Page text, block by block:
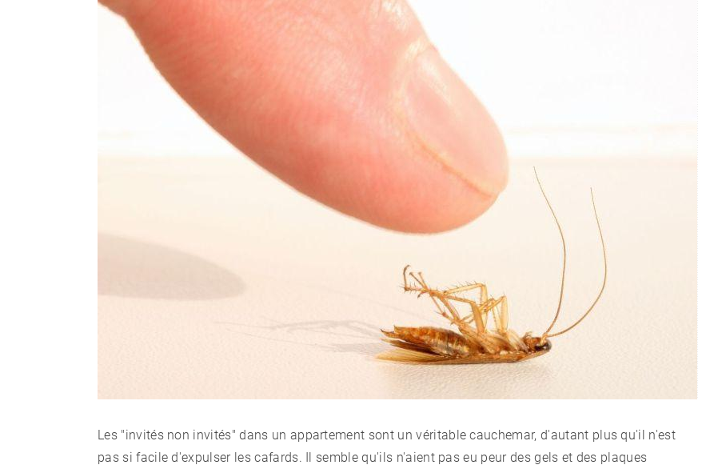
Les "invités non invités" dans un appartement sont un véritable cauchemar, d'autant plus qu'il n'est
pas si facile d'expulser les cafards. Il semble qu'ils n'aient pas eu peur des gels et des plaques
CÉLÉBRITÉS
LA BEAUTÉ
MODE DE VIE
MAISON ET FAMILLE
RECETTES
CHALET D'ÉTÉ ET JARDIN